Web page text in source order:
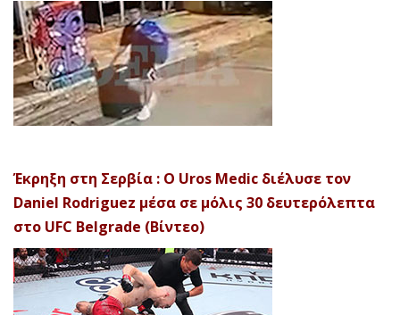
Έκρηξη στη Σερβία : Ο Uros Medic διέλυσε τον
Daniel Rodriguez μέσα σε μόλις 30 δευτερόλεπτα
στο UFC Belgrade (Βίντεο)